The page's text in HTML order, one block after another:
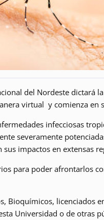
del Nordeste dictará
virtual y comienza en
infecciosas
severamente
impactos en extensas
para poder afrontarlos
Bioquímicos, licenciados
Universidad o de otras